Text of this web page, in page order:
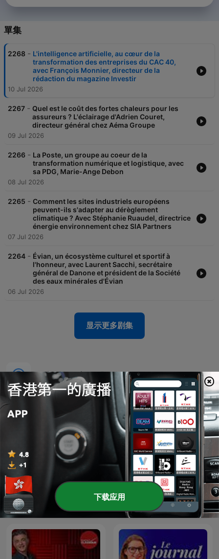
單集
2268 - L'intelligence artificielle, au cœur de la
transformation des entreprises du CAC 40,
avec François Monnier, directeur de la
rédaction du magazine Investir
10 Jul 2026
2267 - Quel est le coût des fortes chaleurs pour les
assureurs ? L'éclairage d'Adrien Couret,
directeur général chez Aéma Groupe
09 Jul 2026
2266 - La Poste, un groupe au coeur de la
transformation numérique et logistique, avec
sa PDG, Marie-Ange Debon
08 Jul 2026
2265 - Comment les sites industriels européens
peuvent-ils s'adapter au dérèglement
climatique ? Avec Stéphanie Ruaudel, directrice
énergie environnement chez SIA Partners
07 Jul 2026
2264 - Évian, un écosystème culturel et sportif à
l'honneur, avec Laurent Sacchi, secrétaire
général de Danone et président de la Société
des eaux minérales d'Évian
06 Jul 2026
显示更多剧集
Radio Classique Podcast
Les grands dossiers de
l'Histoire par Franck
Ferrand
Des histoires en musique
d'Elodie Fondacci
下载应用